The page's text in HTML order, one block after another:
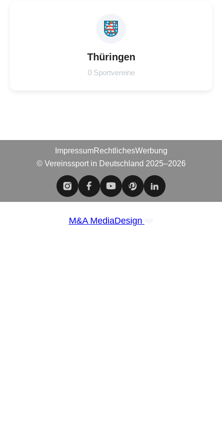
Thüringen
0 Sportvereine
ImpressumRechtlichesWerbung
© Vereinssport in Deutschland 2025–2026
M&A MediaDesign